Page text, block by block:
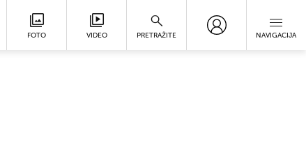
FOTO VIDEO PRETRAŽITE NAVIGACIJA